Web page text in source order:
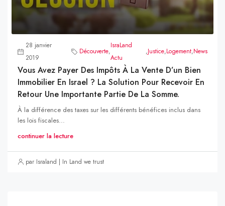
28 janvier
2019
Découverte,
IsraLand
Actu
,Justice,Logement,News
Vous Avez Payer Des Impôts À La Vente D’un Bien
Immobilier En Israel ? La Solution Pour Recevoir En
Retour Une Importante Partie De La Somme.
À la différence des taxes sur les différents bénéfices inclus dans
les lois fiscales...
continuer la lecture
par Israland | In Land we trust